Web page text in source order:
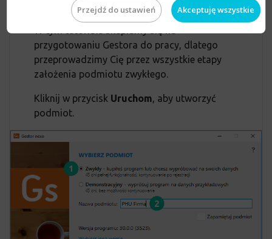
nieodwracalnie zablokowany.
przygotowaniu Gestora do pracy, dlatego
przeprowadzimy Cię przez wszystkie etapy
założenia podmiotu zwykłego.
Kliknij w przycisk Uruchom, aby utworzyć
podmiot.
Przejdź do ustawień Akceptuję wszystkie